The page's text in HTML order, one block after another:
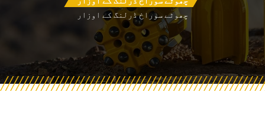
چھوٹے سوراخ ڈرلنگ کے اوزار